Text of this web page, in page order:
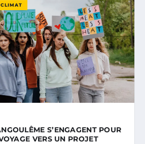
S’ENGAGENT POUR
VERS UN PROJET